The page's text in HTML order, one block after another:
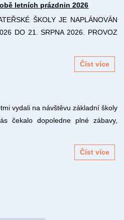
letních prázdnin 2026
ŠKOLY JE NAPLÁNOVÁN
DO 21. SRPNA 2026. PROVOZ
Číst více
vydali na návštěvu základní školy
čekalo dopoledne plné zábavy,
Číst více